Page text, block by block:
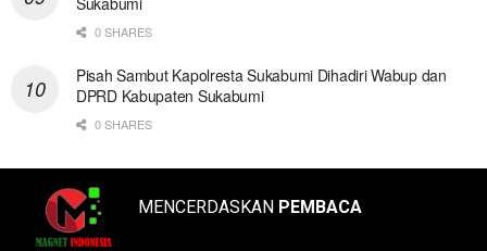
0 SHARES
Pisah Sambut Kapolresta Sukabumi Dihadiri Wabup dan
DPRD Kabupaten Sukabumi
0 SHARES
MENCERDASKAN PEMBACA